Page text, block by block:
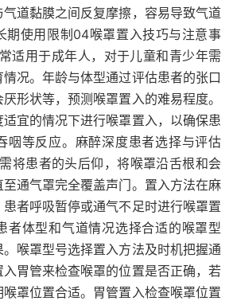
道黏膜之间反复摩擦，容易导致气道
期使用限制04喉罩置入技巧与注意事
适用于成年人，对于儿童和青少年需
况。年龄与体型通过评估患者的张口
形状等，预测喉罩置入的难易程度。
宜的情况下进行喉罩置入，以确保患
咽等反应。麻醉深度患者选择与评估
将患者的头后仰，将喉罩沿舌根和会
通气罩完全覆盖声门。置入方法在麻
者呼吸暂停或通气不足时进行喉罩置
者体型和气道情况选择合适的喉罩型
喉罩型号选择置入方法及时机把握通
胃管来检查喉罩的位置是否正确，若
罩位置合适。胃管置入检查喉罩位置